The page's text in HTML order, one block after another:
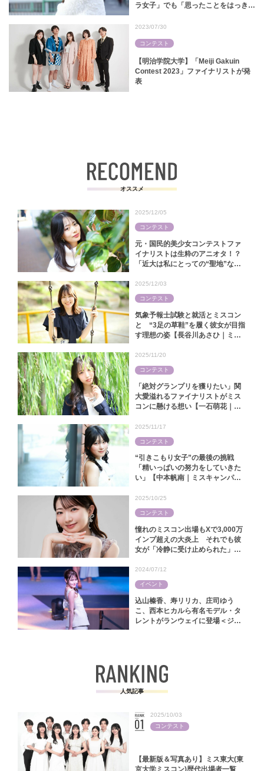
ラ女子」でも「思ったことをはっきり
日大法2024】
【明治学院大学】「Meiji Gakuin
Contest 2023」ファイナリストが発
表
2023/07/30
コンテスト
オススメ
元・国民的美少女コンテストファ
イナリストは生粋のアニオタ！？
「近大は私にとっての“聖地”なん
2025】
2025/12/05
コンテスト
気象予報士試験と就活とミスコン
と “3足の草鞋”を履く彼女が目指
す理想の姿【長谷川あさひ｜ミス
2025/12/03
コンテスト
「絶対グランプリを獲りたい」関
大愛溢れるファイナリストがミス
コンに懸ける想い【一石萌花｜ミ
2025/11/20
コンテスト
“引きこもり女子”の最後の挑戦
「精いっぱいの努力をしていきた
い」【中本帆南｜ミスキャンパス
2025/11/17
コンテスト
憧れのミスコン出場もXで3,000万
インプ超えの大炎上 それでも彼
女が「冷静に受け止められた」ワ
2025】
2025/10/25
コンテスト
込山榛香、寿リリカ、庄司ゆう
こ、西本ヒカルら有名モデル・タ
レントがランウェイに登場＜ジャ
2024/07/12
イベント
人気記事
【最新版＆写真あり】ミス東大(東
京大学ミスコン)歴代出場者一覧
2025/10/03
コンテスト